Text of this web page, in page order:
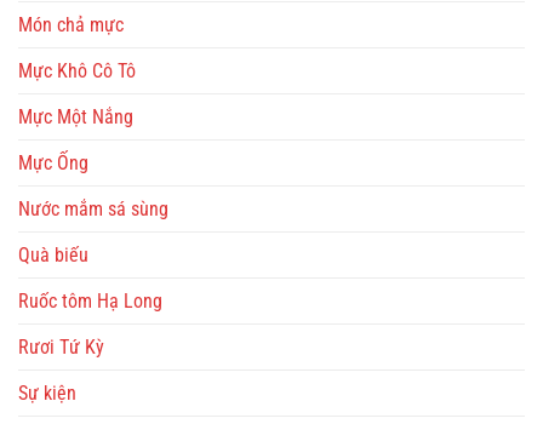
Món chả mực
Mực Khô Cô Tô
Mực Một Nắng
Mực Ống
Nước mắm sá sùng
Quà biếu
Ruốc tôm Hạ Long
Rươi Tứ Kỳ
Sự kiện